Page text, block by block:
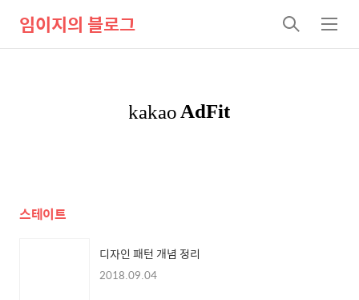
임이지의 블로그
검
색
메
뉴
스테이트
디자인 패턴 개념 정리
2018.09.04